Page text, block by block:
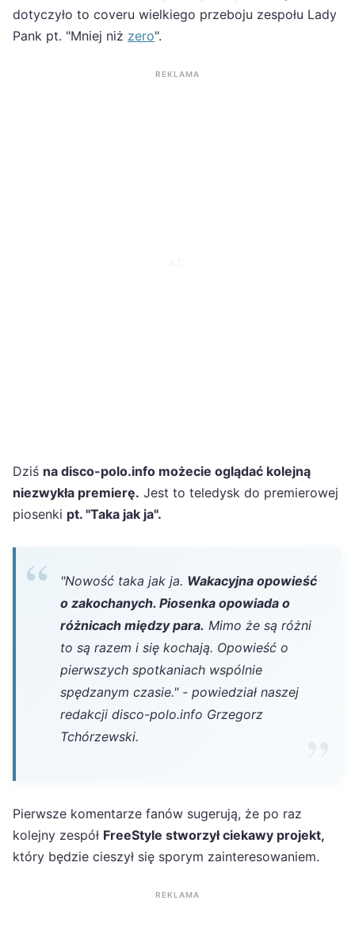
dotyczyło to coveru wielkiego przeboju zespołu Lady
Pank pt. "Mniej niż zero".
REKLAMA
Dziś na disco-polo.info możecie oglądać kolejną
niezwykła premierę. Jest to teledysk do premierowej
piosenki pt. "Taka jak ja".
"Nowość taka jak ja. Wakacyjna opowieść
o zakochanych. Piosenka opowiada o
różnicach między para. Mimo że są różni
to są razem i się kochają. Opowieść o
pierwszych spotkaniach wspólnie
spędzanym czasie." - powiedział naszej
redakcji disco-polo.info Grzegorz
Tchórzewski.
Pierwsze komentarze fanów sugerują, że po raz
kolejny zespół FreeStyle stworzył ciekawy projekt,
który będzie cieszył się sporym zainteresowaniem.
REKLAMA